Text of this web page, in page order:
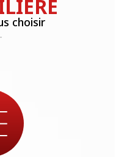
choisir